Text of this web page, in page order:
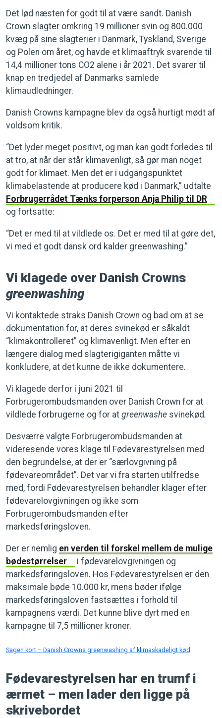
Det lød næsten for godt til at være sandt. Danish
Crown slagter omkring 19 millioner svin og 800.000
kvæg på sine slagterier i Danmark, Tyskland, Sverige
og Polen om året, og havde et klimaaftryk svarende til
14,4 millioner tons CO2 alene i år 2021. Det svarer til
knap en tredjedel af Danmarks samlede
klimaudledninger.
Danish Crowns kampagne blev da også hurtigt mødt af
voldsom kritik.
“Det lyder meget positivt, og man kan godt forledes til
at tro, at når der står klimavenligt, så gør man noget
godt for klimaet. Men det er i udgangspunktet
klimabelastende at producere kød i Danmark,” udtalte
Forbrugerrådet Tænks forperson Anja Philip til DR
og fortsatte:
“Det er med til at vildlede os. Det er med til at gøre det,
vi med et godt dansk ord kalder greenwashing.”
Vi klagede over Danish Crowns
greenwashing
Vi kontaktede straks Danish Crown og bad om at se
dokumentation for, at deres svinekød er såkaldt
“klimakontrolleret” og klimavenligt. Men efter en
længere dialog med slagterigiganten måtte vi
konkludere, at det kunne de ikke dokumentere.
Vi klagede derfor i juni 2021 til
Forbrugerombudsmanden over Danish Crown for at
vildlede forbrugerne og for at greenwashe svinekød.
Desværre valgte Forbrugerombudsmanden at
videresende vores klage til Fødevarestyrelsen med
den begrundelse, at der er “særlovgivning på
fødevareområdet”. Det var vi fra starten utilfredse
med, fordi Fødevarestyrelsen behandler klager efter
fødevarelovgivningen og ikke som
Forbrugerombudsmanden efter
markedsføringsloven.
Der er nemlig en verden til forskel mellem de mulige
bødestørrelser
i fødevarelovgivningen og
markedsføringsloven. Hos Fødevarestyrelsen er den
maksimale bøde 10.000 kr, mens bøder ifølge
markedsføringsloven fastsættes i forhold til
kampagnens værdi. Det kunne blive dyrt med en
kampagne til 7,5 millioner kroner.
Sagen kort – Danish Crowns greenwashing af klimaskadeligt kød
Fødevarestyrelsen har en trumf i
ærmet – men lader den ligge på
skrivebordet